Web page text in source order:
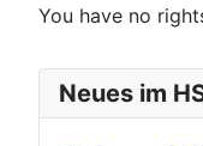
Neues im
You have no